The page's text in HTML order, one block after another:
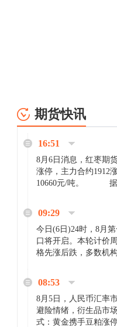
期货快讯
16:51
8月6日消息，红枣期
涨停，主力合约1912
10660元/吨。 据
家好货依旧惜售挺...
09:29
今日(6日)24时，8月
口将开启。本轮计价
格先涨后跌，多数机
08:53
8月5日，人民币汇率
避险情绪，衍生品市
式：黄金携手豆粕涨